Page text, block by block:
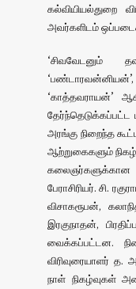
கல்வியியல்துறை
அவர்களிடம்
‘சிவவேடனும்
‘காத்தவராயன்’
அரங்கு நிறைந்த
ஆற்றுகைகளும்
பேராசிரியர். சி.
விசாகரூபன்,
இரகுநாதன்,
வைக்கப்பட்டன.
விரிவுரையாளர்
நாள் நிகழ்வுகள்